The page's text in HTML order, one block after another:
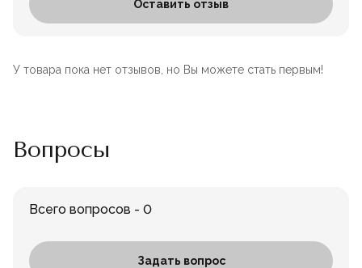
Оставить отзыв
У товара пока нет отзывов, но Вы можете стать первым!
Вопросы
Всего вопросов - 0
Задать вопрос